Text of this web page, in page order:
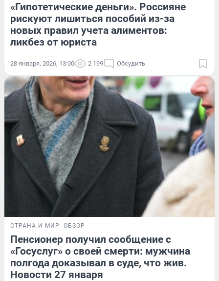
«Гипотетические деньги». Россияне
рискуют лишиться пособий из-за
новых правил учета алиментов:
ликбез от юриста
28 января, 2026, 13:00 2 199 Обсудить
СТРАНА И МИР ОБЗОР
Пенсионер получил сообщение с
«Госуслуг» о своей смерти: мужчина
полгода доказывал в суде, что жив.
Новости 27 января